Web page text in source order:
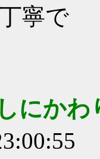
寧で
にか